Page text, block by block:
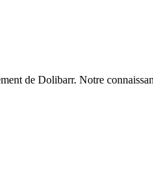
de Dolibarr. Notre